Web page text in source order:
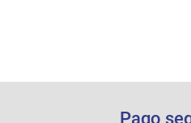
Pago